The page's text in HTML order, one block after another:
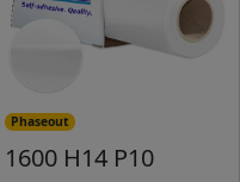
Phaseout
1600 H14 P10